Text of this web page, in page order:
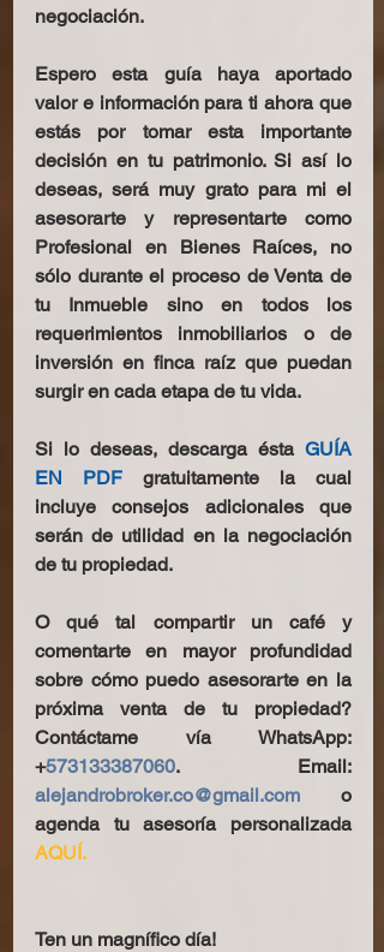
negociación.
Espero esta guía haya aportado
valor e información para ti ahora que
estás por tomar esta importante
decisión en tu patrimonio. Si así lo
deseas, será muy grato para mi el
asesorarte y representarte como
Profesional en Bienes Raíces, no
sólo durante el proceso de Venta de
tu Inmueble sino en todos los
requerimientos inmobiliarios o de
inversión en finca raíz que puedan
surgir en cada etapa de tu vida.
Si lo deseas, descarga ésta GUÍA
EN PDF gratuitamente la cual
incluye consejos adicionales que
serán de utilidad en la negociación
de tu propiedad.
O qué tal compartir un café y
comentarte en mayor profundidad
sobre cómo puedo asesorarte en la
próxima venta de tu propiedad?
Contáctame vía WhatsApp:
+573133387060
alejandrobroker.co@gmail.com o
agenda tu asesoría personalizada
AQUÍ.
Ten un magnífico día!